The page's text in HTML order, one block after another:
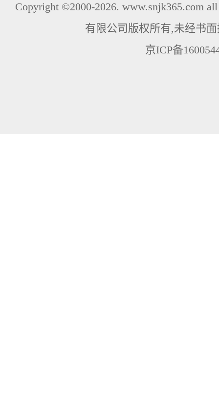
Copyright ©2000-2026. www.snjk365.com
有限公司版权所有,未经书
京ICP备